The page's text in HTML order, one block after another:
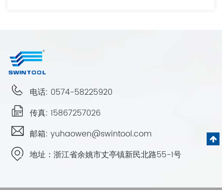
电话: 0574-58225920
传真: 15867257026
邮箱: yuhaowen@swintool.com
地址： 浙江省余姚市丈亭镇新民北路55-1号